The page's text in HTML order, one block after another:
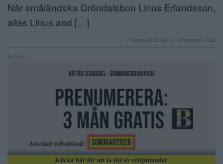
När småländska Gröndalsbon Linus Erlandsson,
alias Linus and […]
Publicerad 13:42, 17 december 2022
Annons: